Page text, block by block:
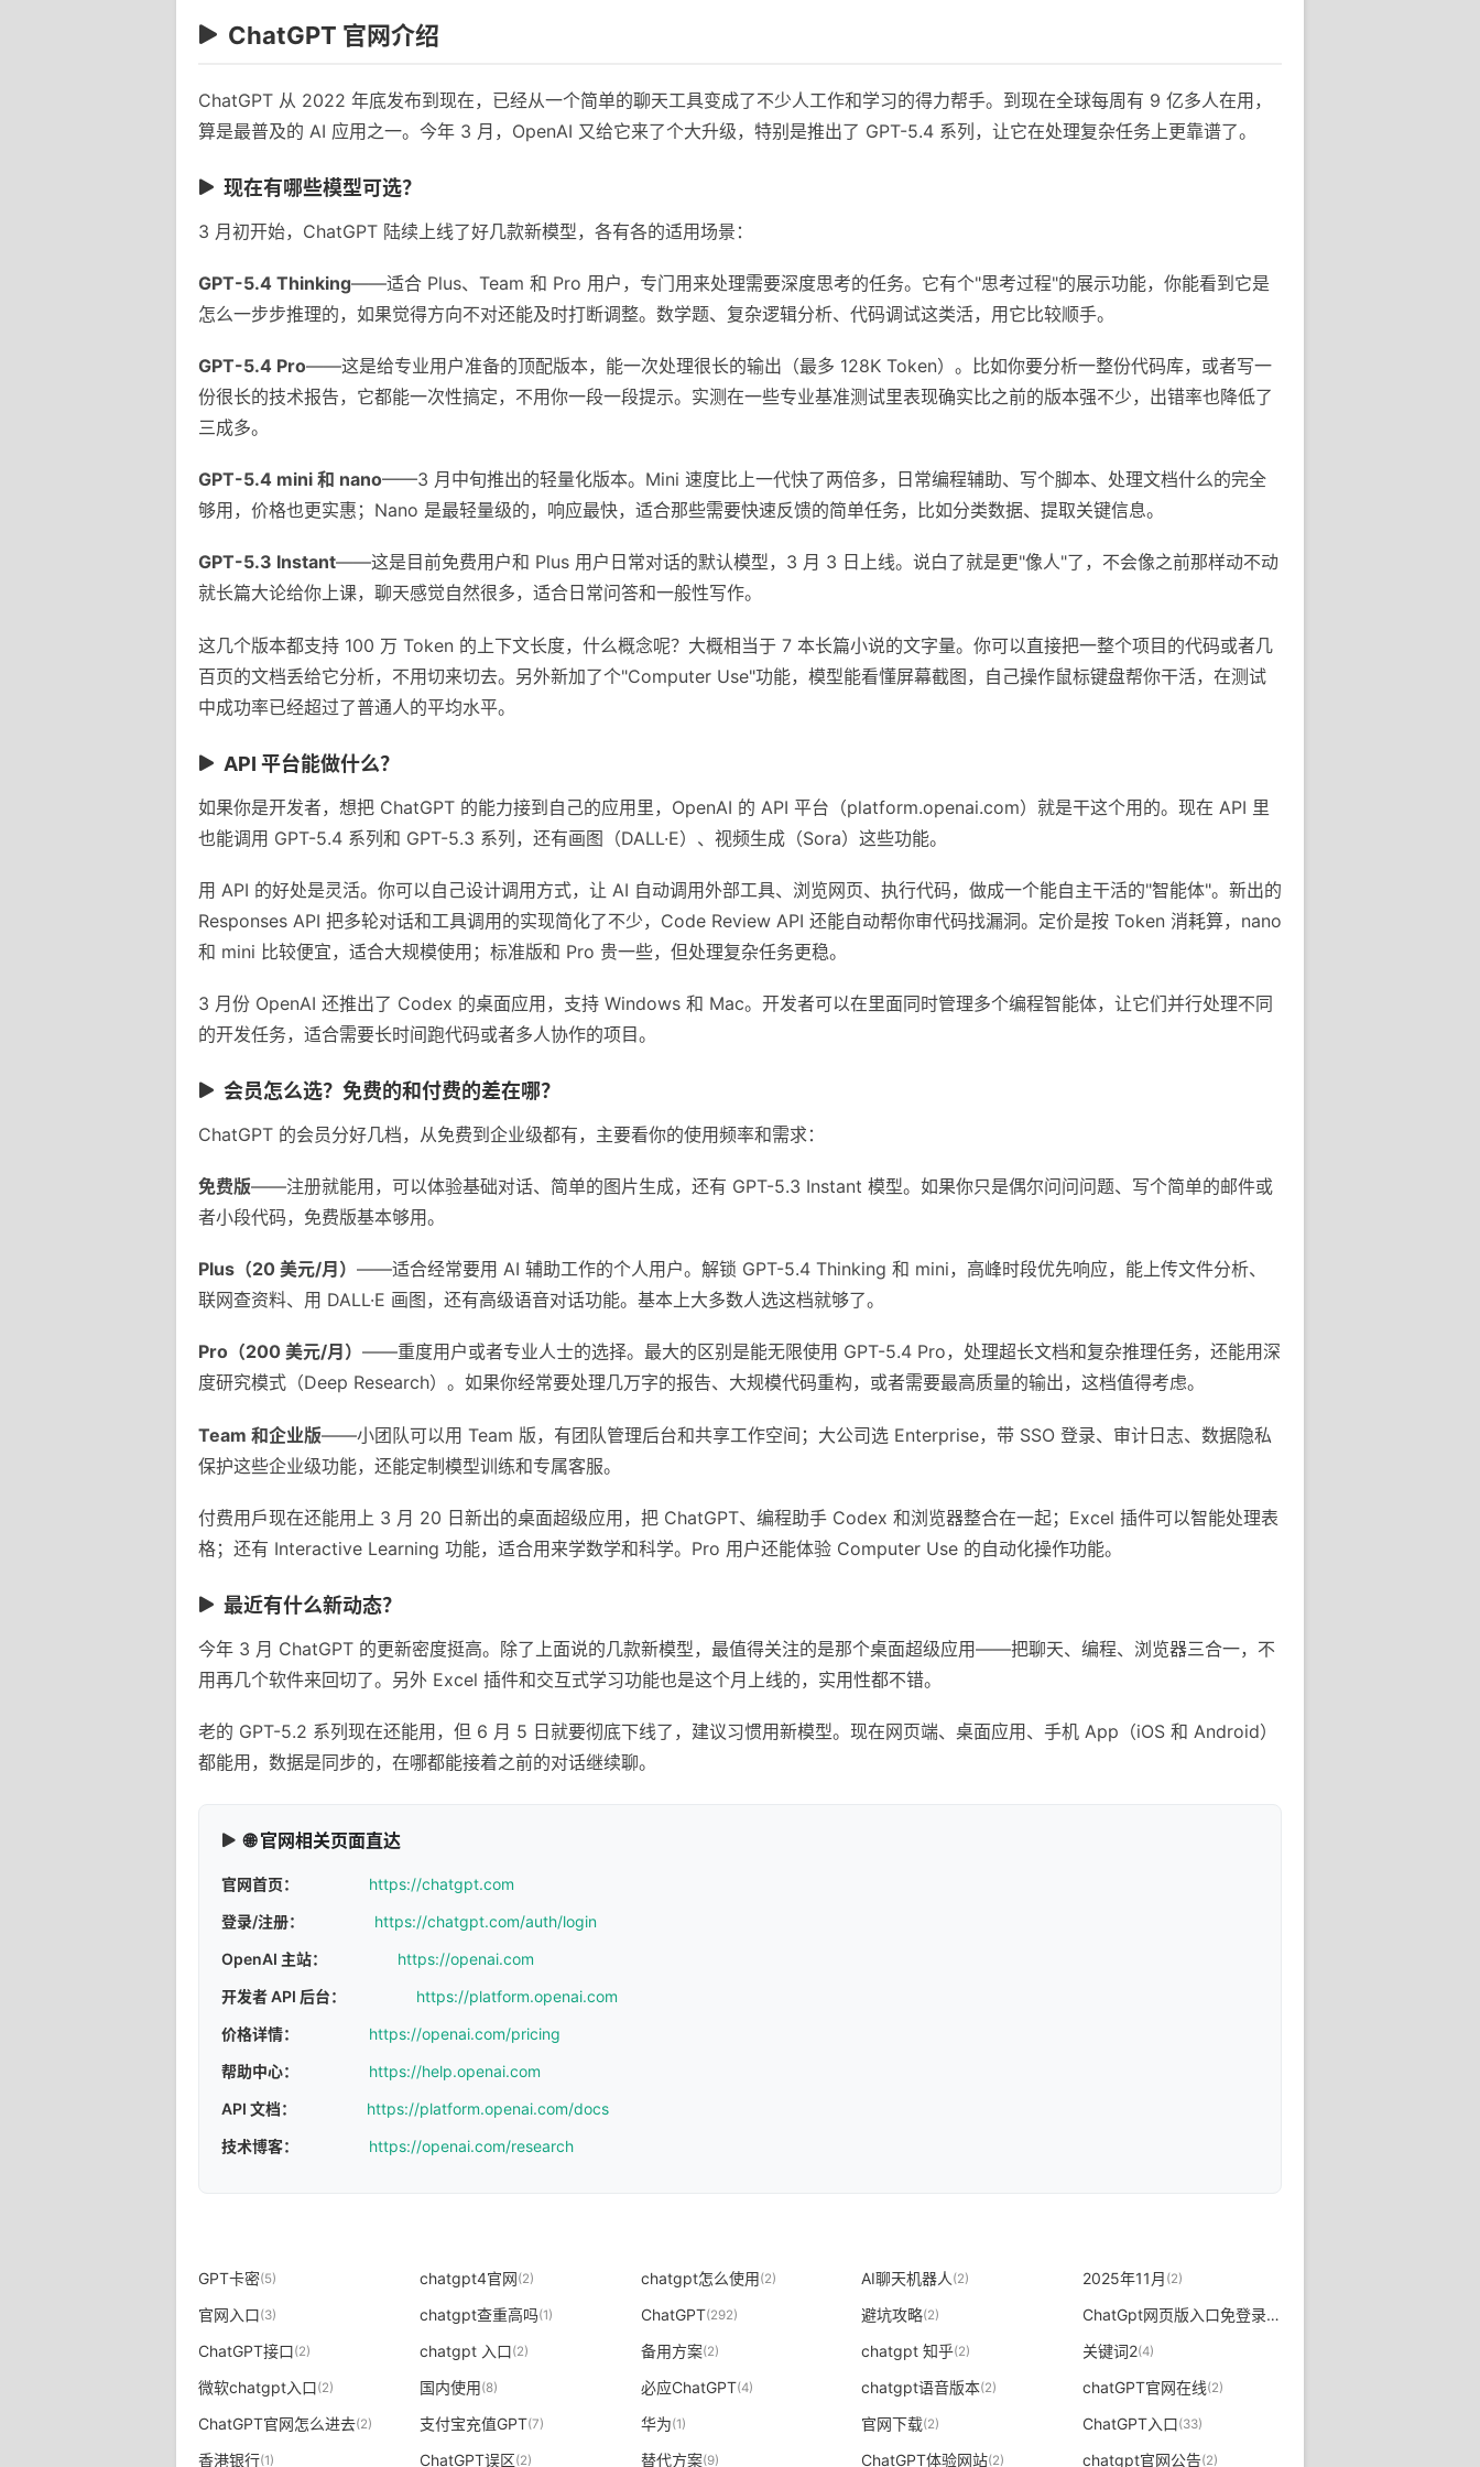
ChatGPT 官网介绍
ChatGPT 从 2022 年底发布到现在，已经从一个简单的聊天工具变成了不少人工作和学习的得力帮手。到现在全球每周有 9 亿多人在用，
算是最普及的 AI 应用之一。今年 3 月，OpenAI 又给它来了个大升级，特别是推出了 GPT-5.4 系列，让它在处理复杂任务上更靠谱了。
现在有哪些模型可选？
3 月初开始，ChatGPT 陆续上线了好几款新模型，各有各的适用场景：
GPT-5.4 Thinking——适合 Plus、Team 和 Pro 用户，专门用来处理需要深度思考的任务。它有个"思考过程"的展示功能，你能看到它是
怎么一步步推理的，如果觉得方向不对还能及时打断调整。数学题、复杂逻辑分析、代码调试这类活，用它比较顺手。
GPT-5.4 Pro——这是给专业用户准备的顶配版本，能一次处理很长的输出（最多 128K Token）。比如你要分析一整份代码库，或者写一
份很长的技术报告，它都能一次性搞定，不用你一段一段提示。实测在一些专业基准测试里表现确实比之前的版本强不少，出错率也降低了
三成多。
GPT-5.4 mini 和 nano——3 月中旬推出的轻量化版本。Mini 速度比上一代快了两倍多，日常编程辅助、写个脚本、处理文档什么的完全
够用，价格也更实惠；Nano 是最轻量级的，响应最快，适合那些需要快速反馈的简单任务，比如分类数据、提取关键信息。
GPT-5.3 Instant——这是目前免费用户和 Plus 用户日常对话的默认模型，3 月 3 日上线。说白了就是更"像人"了，不会像之前那样动不动
就长篇大论给你上课，聊天感觉自然很多，适合日常问答和一般性写作。
这几个版本都支持 100 万 Token 的上下文长度，什么概念呢？大概相当于 7 本长篇小说的文字量。你可以直接把一整个项目的代码或者几
百页的文档丢给它分析，不用切来切去。另外新加了个"Computer Use"功能，模型能看懂屏幕截图，自己操作鼠标键盘帮你干活，在测试
中成功率已经超过了普通人的平均水平。
API 平台能做什么？
如果你是开发者，想把 ChatGPT 的能力接到自己的应用里，OpenAI 的 API 平台（platform.openai.com）就是干这个用的。现在 API 里
也能调用 GPT-5.4 系列和 GPT-5.3 系列，还有画图（DALL·E）、视频生成（Sora）这些功能。
用 API 的好处是灵活。你可以自己设计调用方式，让 AI 自动调用外部工具、浏览网页、执行代码，做成一个能自主干活的"智能体"。新出的
Responses API 把多轮对话和工具调用的实现简化了不少，Code Review API 还能自动帮你审代码找漏洞。定价是按 Token 消耗算，nano
和 mini 比较便宜，适合大规模使用；标准版和 Pro 贵一些，但处理复杂任务更稳。
3 月份 OpenAI 还推出了 Codex 的桌面应用，支持 Windows 和 Mac。开发者可以在里面同时管理多个编程智能体，让它们并行处理不同
的开发任务，适合需要长时间跑代码或者多人协作的项目。
会员怎么选？免费的和付费的差在哪？
ChatGPT 的会员分好几档，从免费到企业级都有，主要看你的使用频率和需求：
免费版——注册就能用，可以体验基础对话、简单的图片生成，还有 GPT-5.3 Instant 模型。如果你只是偶尔问问问题、写个简单的邮件或
者小段代码，免费版基本够用。
Plus（20 美元/月） ——适合经常要用 AI 辅助工作的个人用户。解锁 GPT-5.4 Thinking 和 mini，高峰时段优先响应，能上传文件分析、
联网查资料、用 DALL·E 画图，还有高级语音对话功能。基本上大多数人选这档就够了。
Pro（200 美元/月） ——重度用户或者专业人士的选择。最大的区别是能无限使用 GPT-5.4 Pro，处理超长文档和复杂推理任务，还能用深
度研究模式（Deep Research）。如果你经常要处理几万字的报告、大规模代码重构，或者需要最高质量的输出，这档值得考虑。
Team 和企业版——小团队可以用 Team 版，有团队管理后台和共享工作空间；大公司选 Enterprise，带 SSO 登录、审计日志、数据隐私
保护这些企业级功能，还能定制模型训练和专属客服。
付费用戶现在还能用上 3 月 20 日新出的桌面超级应用，把 ChatGPT、编程助手 Codex 和浏览器整合在一起；Excel 插件可以智能处理表
格；还有 Interactive Learning 功能，适合用来学数学和科学。Pro 用户还能体验 Computer Use 的自动化操作功能。
最近有什么新动态？
今年 3 月 ChatGPT 的更新密度挺高。除了上面说的几款新模型，最值得关注的是那个桌面超级应用——把聊天、编程、浏览器三合一，不
用再几个软件来回切了。另外 Excel 插件和交互式学习功能也是这个月上线的，实用性都不错。
老的 GPT-5.2 系列现在还能用，但 6 月 5 日就要彻底下线了，建议习惯用新模型。现在网页端、桌面应用、手机 App（iOS 和 Android）
都能用，数据是同步的，在哪都能接着之前的对话继续聊。
🌐 官网相关页面直达
官网首页：
https://chatgpt.com
登录/注册：
https://chatgpt.com/auth/login
OpenAI 主站：
https://openai.com
开发者 API 后台：
https://platform.openai.com
价格详情：
https://openai.com/pricing
帮助中心：
https://help.openai.com
API 文档：
https://platform.openai.com/docs
技术博客：
https://openai.com/research
GPT卡密(5) chatgpt4官网(2) chatgpt怎么使用(2) AI聊天机器人 (2) 2025年11月 (2)
官网入口(3) chatgpt查重高吗(1) ChatGPT(292) 避坑攻略(2) ChatGpt网页版入口免登录
(2)
ChatGPT接口(2) chatgpt 入口(2) 备用方案(2) chatgpt 知乎(2) 关键词2(4)
微软chatgpt入口(2) 国内使用(8) 必应ChatGPT(4) chatgpt语音版本(2) chatGPT官网在线(2)
ChatGPT官网怎么进去(2) 支付宝充值GPT(7) 华为(1) 官网下载(2) ChatGPT入口(33)
香港银行(1) ChatGPT误区(2) 替代方案(9) ChatGPT体验网站(2) chatgpt官网公告(2)